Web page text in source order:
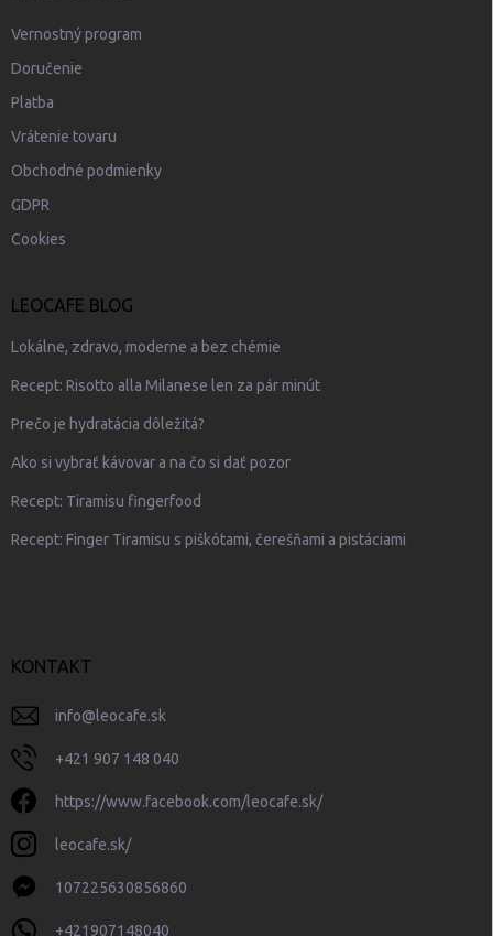
Vernostný program
Doručenie
Platba
Vrátenie tovaru
Obchodné podmienky
GDPR
Cookies
LEOCAFE BLOG
Lokálne, zdravo, moderne a bez chémie
Recept: Risotto alla Milanese len za pár minút
Prečo je hydratácia dôležitá?
Ako si vybrať kávovar a na čo si dať pozor
Recept: Tiramisu fingerfood
Recept: Finger Tiramisu s piškótami, čerešňami a pistáciami
KONTAKT
info@leocafe.sk
+421 907 148 040
https://www.facebook.com/leocafe.sk/
leocafe.sk/
107225630856860
+421907148040